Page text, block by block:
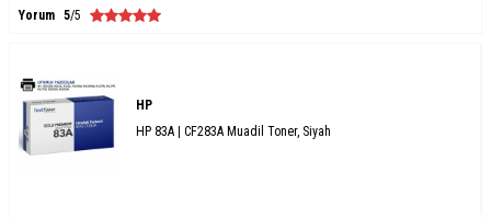
Yorum 5/5
HP
HP 83A | CF283A Muadil Toner, Siyah